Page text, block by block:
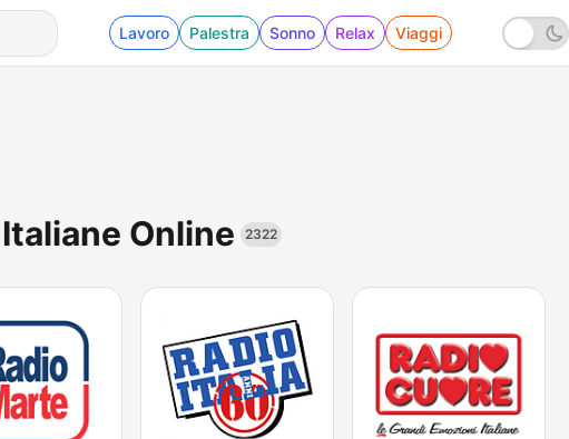
Lavoro Palestra Sonno Relax Viaggi
Online 2322